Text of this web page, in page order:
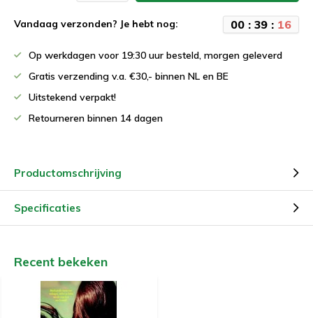
Vandaag verzonden? Je hebt nog: 00 : 39 : 16
Op werkdagen voor 19:30 uur besteld, morgen geleverd
Gratis verzending v.a. €30,- binnen NL en BE
Uitstekend verpakt!
Retourneren binnen 14 dagen
Productomschrijving
Specificaties
Recent bekeken